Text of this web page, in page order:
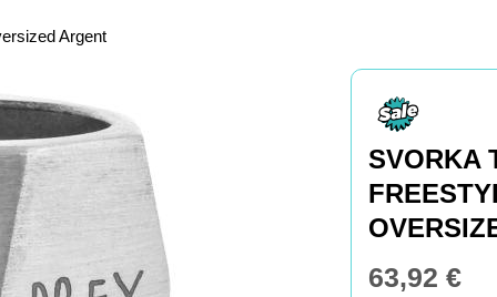
Argent
SVORKA
Special
63,92 €